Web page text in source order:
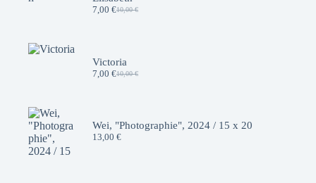
10,00€
Le
10,00 €.
7,00 €Le
7,00 €.
Victoria
10,00€
Le
10,00 €.
7,00 €Le
7,00 €.
Wei, "Photographie", 2024 / 15 x 20
13,00 €